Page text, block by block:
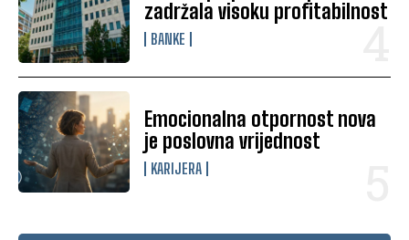
zadržala visoku profitabilnost
BANKE
Emocionalna otpornost nova
je poslovna vrijednost
KARIJERA